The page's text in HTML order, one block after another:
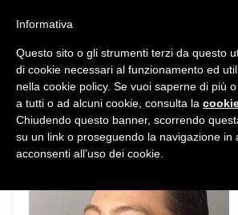
Informativa
Questo sito o gli strumenti terzi da questo
di cookie necessari al funzionamento ed
nella cookie policy. Se vuoi saperne di più
a tutti o ad alcuni cookie, consulta la
Chiudendo questo banner, scorrendo
su un link o proseguendo la navigazione in
acconsenti all’uso dei cookie.